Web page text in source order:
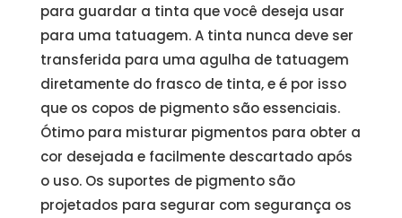
para guardar a tinta que você deseja usar
para uma tatuagem. A tinta nunca deve ser
transferida para uma agulha de tatuagem
diretamente do frasco de tinta, e é por isso
que os copos de pigmento são essenciais.
Ótimo para misturar pigmentos para obter a
cor desejada e facilmente descartado após
o uso. Os suportes de pigmento são
projetados para segurar com segurança os